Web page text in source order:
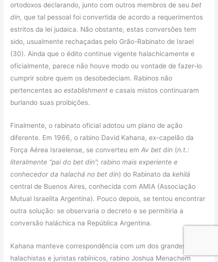
ortodoxos declarando, junto com outros membros de seubet
din, que tal pessoal foi convertida de acordo a requerimentos
estritos da lei judaica. Não obstante, estas conversões tem
sido, usualmente rechaçadas pelo Grão-Rabinato de Israel
(30). Ainda que o édito continue vigente halachicamente e
oficialmente, parece não houve modo ou vontade de fazer-lo
cumprir sobre quem os desobedeciam. Rabinos não
pertencentes aoestablishment e casais mistos continuaram
burlando suas proibições.
Finalmente, o rabinato oficial adotou um plano de ação
diferente. Em 1966, o rabino David Kahana, ex-capelão da
Força Aérea Israelense, se converteu emAv bet din (n.t.:
literalmente “pai do bet din”; rabino mais experiente e
conhecedor da halachá no bet din) do Rabinato dakehilá
central de Buenos Aires, conhecida com AMIA (Associação
Mutual Israelita Argentina). Pouco depois, se tentou encontrar
outra solução: se observaria o decreto e se permitiria a
conversão haláchica na República Argentina.
Kahana manteve correspondência com um dos grandes
halachistas e juristas rabínicos, rabino Joshua Menachem